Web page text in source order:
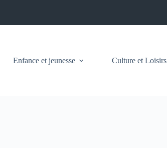
Enfance et jeunesse Culture et Loisirs